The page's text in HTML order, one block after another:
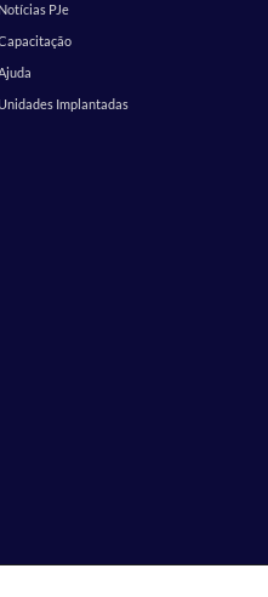
Notícias PJe
Implantadas